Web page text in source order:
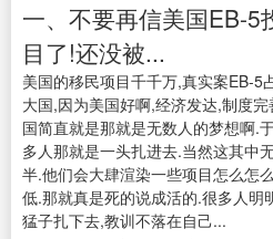
一、不要再信美国EB-5
目了!还没被...
美国的移民项目千千万,真实案EB-5
大国,因为美国好啊,经济发达,制度
国简直就是那就是无数人的梦想啊.
多人那就是一头扎进去.当然这其中
半.他们会大肆渲染一些项目怎么怎
低.那就真是死的说成活的.很多人明
猛子扎下去,教训不落在自己...